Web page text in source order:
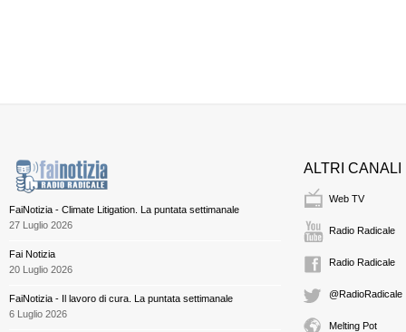
FaiNotizia - Climate Litigation. La puntata settimanale
27 Luglio 2026
Fai Notizia
20 Luglio 2026
FaiNotizia - Il lavoro di cura. La puntata settimanale
6 Luglio 2026
ALTRI CANALI
Web TV
Radio Radicale
Radio Radicale
@RadioRadicale
Melting Pot